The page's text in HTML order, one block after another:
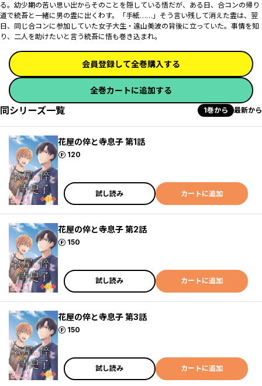
る。幼少期の苦い思い出からそのことを隠している悟だが、ある日、合コンの帰り
道で統吾と一緒に男の霊に出くわす。「手紙……」そう言い残して消えた霊は、翌
日、同じ合コンに参加していた女子大生・遠山美波の背後に立っていた。事情を知
り、二人を助けたいと言う統吾に悟も巻き込まれ――。
会員登録して全巻購入する
全巻カートに追加する
同シリーズ一覧 1巻から 最新から
花屋の倅と寺息子 第1話
120
ポイント
試し読み カートに追加
花屋の倅と寺息子 第2話
150
ポイント
試し読み カートに追加
花屋の倅と寺息子 第3話
150
ポイント
試し読み カートに追加